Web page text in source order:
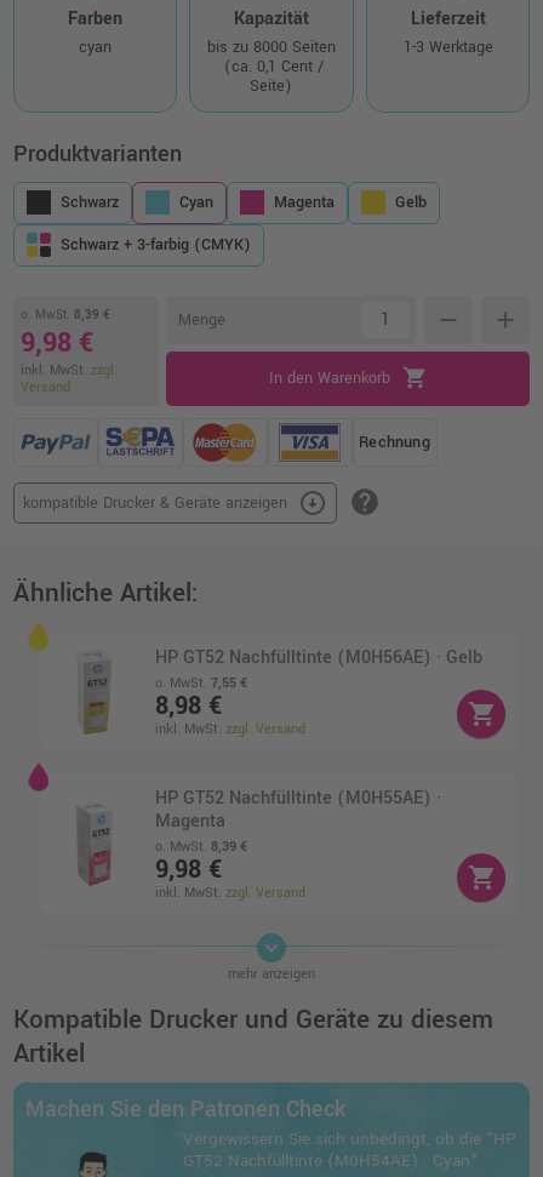
Farben
cyan
Kapazität
bis zu 8000 Seiten
(ca. 0,1 Cent /
Seite)
Lieferzeit
1-3 Werktage
Produktvarianten
Schwarz Cyan Magenta
Gelb
Schwarz + 3-farbig (CMYK)
o. MwSt. 8,39 €
9,98 €
inkl. MwSt. zzgl.
Versand
Menge remove add
In den Warenkorb shopping_cart
Rechnung
kompatible Drucker & Geräte anzeigen arrow_circle_down help
Ähnliche Artikel:
HP GT52 Nachfülltinte (M0H56AE) · Gelb
o. MwSt.7,55 €
8,98 €
inkl. MwSt.zzgl. Versand
shopping_cart
HP GT52 Nachfülltinte (M0H55AE) ·
Magenta
o. MwSt. 8,39 €
9,98 €
inkl. MwSt.zzgl. Versand
shopping_cart
HP Nachfülltinte 1VV21AE schwarz GT53XL
9,98 €
inkl. MwSt.zzgl. Versand
shopping_cart
HP 3YP61AE Druckkopf · Schwarz + 3-farbig
o. MwSt.26,04 €
keyboard_arrow_down
mehr anzeigen
Kompatible Drucker und Geräte zu diesem
Artikel
Machen Sie den Patronen Check
Vergewissern Sie sich unbedingt, ob die "HP
GT52 Nachfülltinte (M0H54AE) · Cyan"